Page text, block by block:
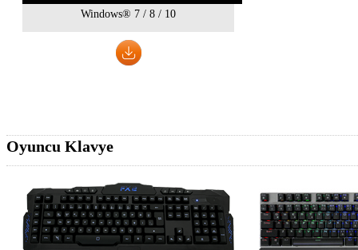
Windows® 7 / 8 / 10
Oyuncu Klavye